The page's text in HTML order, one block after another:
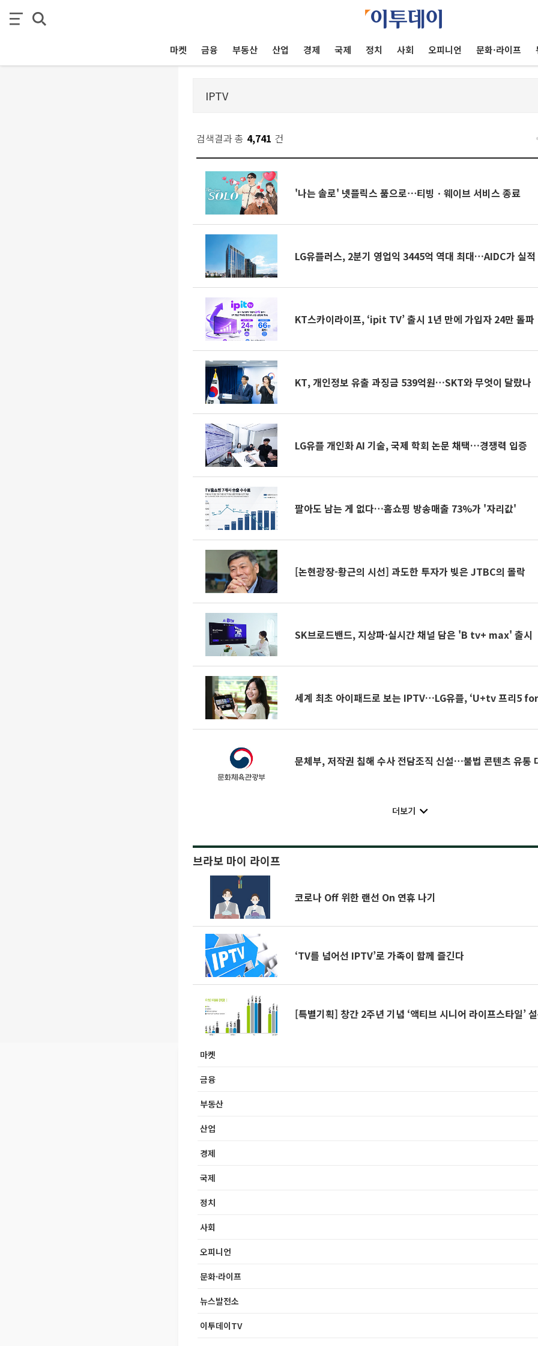
마켓 금융 부동산 산업 경제 국제 정치 사회 오피니언 문화·라이프
검색결과 총 4,741 건
'나는 솔로' 넷플릭스 품으로⋯티빙ㆍ웨이브 서비스 종료
LG유플러스, 2분기 영업익 3445억 역대 최대…AIDC가 실적
KT스카이라이프, ‘ipit TV’ 출시 1년 만에 가입자 24만 돌파
KT, 개인정보 유출 과징금 539억원…SKT와 무엇이 달랐나
LG유플 개인화 AI 기술, 국제 학회 논문 채택…경쟁력 입증
팔아도 남는 게 없다…홈쇼핑 방송매출 73%가 '자리값'
[논현광장-황근의 시선] 과도한 투자가 빚은 JTBC의 몰락
SK브로드밴드, 지상파·실시간 채널 담은 'B tv+ max' 출시
세계 최초 아이패드로 보는 IPTV…LG유플, ‘U+tv 프리5
문체부, 저작권 침해 수사 전담조직 신설…불법 콘텐츠 유통
더보기
브라보 마이 라이프
코로나 Off 위한 랜선 On 연휴 나기
‘TV를 넘어선 IPTV’로 가족이 함께 즐긴다
[특별기획] 창간 2주년 기념 ‘액티브 시니어 라이프스타일’
마켓
금융
부동산
산업
경제
국제
정치
사회
오피니언
문화·라이프
뉴스발전소
이투데이TV